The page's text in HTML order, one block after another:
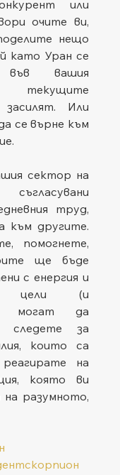
или
очите ви,
нещо
като Уран се
във вашия
текущите
Или
се върне към
сектор на
труд,
към другите.
помогнете,
ще бъде
с енергия и
цели (и
могат да
за
които са
на
която ви
разумното,